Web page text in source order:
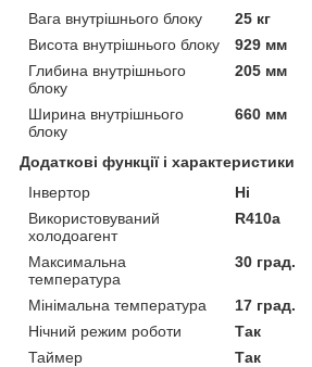
Вага внутрішнього блоку
25 кг
Висота внутрішнього блоку
929 мм
Глибина внутрішнього
блоку
205 мм
Ширина внутрішнього
блоку
660 мм
Додаткові функції і характеристики
Інвертор
Ні
Використовуваний
холодоагент
R410a
Максимальна
температура
30 град.
Мінімальна температура
17 град.
Нічний режим роботи
Так
Таймер
Так